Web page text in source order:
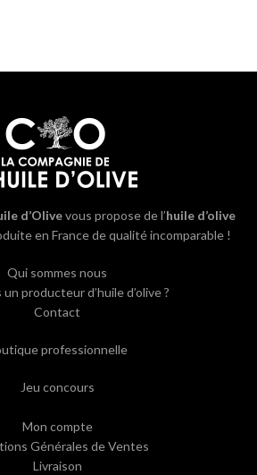
d’Olivevous propose de l’huile d’olive
en France de qualité incomparable !
Qui sommes nous
producteur d’huile d’olive ?
Contact
professionnelle
Jeu concours
Mon compte
Générales de Ventes
Livraison